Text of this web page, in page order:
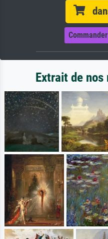
Extrait de